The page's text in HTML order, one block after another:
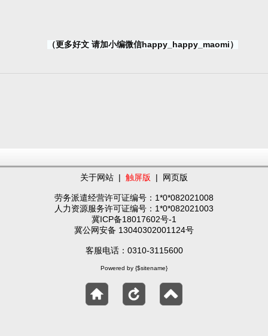
（更多好文 请加小编微信happy_happy_maomi）
关于网站 | 触屏版 | 网页版
劳务派遣经营许可证编号：1*0*082021008
人力资源服务许可证编号：1*0*082021003
冀ICP备18017602号-1
冀公网安备 13040302001124号
客服电话：0310-3115600
Powered by {$sitename}